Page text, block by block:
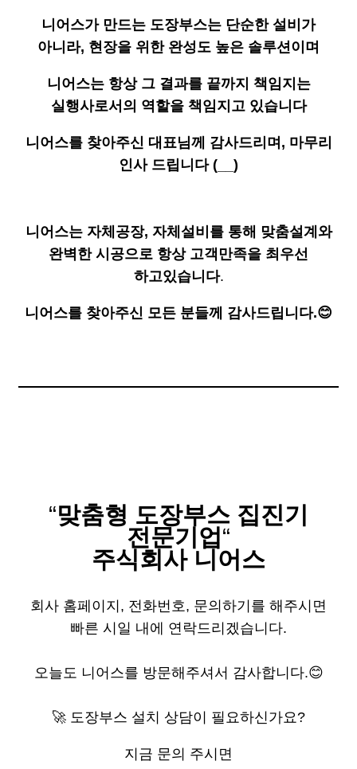
니어스가 만드는 도장부스는 단순한 설비가
아니라, 현장을 위한 완성도 높은 솔루션이며
니어스는 항상 그 결과를 끝까지 책임지는
실행사로서의 역할을 책임지고 있습니다
니어스를 찾아주신 대표님께 감사드리며, 마무리
인사 드립니다 (__)
니어스는 자체공장, 자체설비를 통해 맞춤설계와
완벽한 시공으로 항상 고객만족을 최우선
하고있습니다.
니어스를 찾아주신 모든 분들께 감사드립니다.😊
“맞춤형 도장부스 집진기
전문기업“
주식회사 니어스
​회사 홈페이지, 전화번호, 문의하기를 해주시면
빠른 시일 내에 연락드리겠습니다.
오늘도 니어스를 방문해주셔서 감사합니다.😊
🚀 도장부스 설치 상담이 필요하신가요?
지금 문의 주시면